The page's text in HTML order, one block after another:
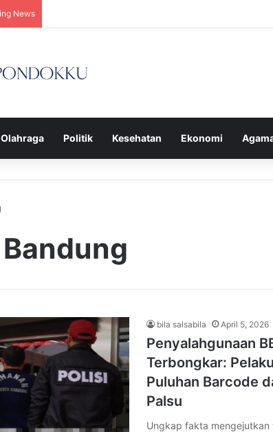
News
Olahraga Politik Kesehatan Ekonomi
bila salsabila April 5, 2026
Penyalahgunaan
Terbongkar:
Puluhan Barcode
Palsu
Ungkap fakta mengejutkan